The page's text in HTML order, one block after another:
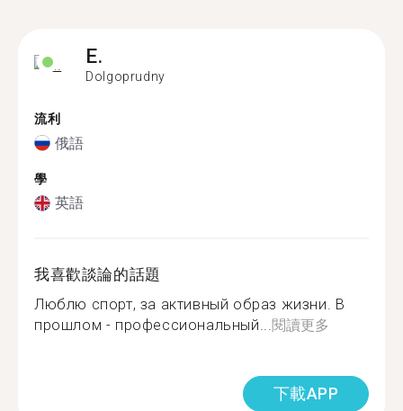
E.
Dolgoprudny
流利
俄語
學
英語
我喜歡談論的話題
Люблю спорт, за активный образ жизни. В
прошлом - профессиональный...閱讀更多
下載APP